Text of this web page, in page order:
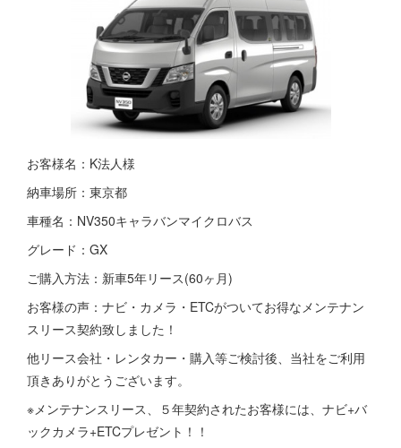
お客様名：K法人様
納車場所：東京都
車種名：NV350キャラバンマイクロバス
グレード：GX
ご購入方法：新車5年リース(60ヶ月)
お客様の声：ナビ・カメラ・ETCがついてお得なメンテナン
スリース契約致しました！
他リース会社・レンタカー・購入等ご検討後、当社をご利用
頂きありがとうございます。
※メンテナンスリース、５年契約されたお客様には、ナビ+バ
ックカメラ+ETCプレゼント！！